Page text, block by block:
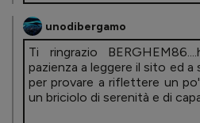
unodibergamo
Ti ringrazio
pazienza a leggere il sito ed a
per provare a riflettere un
un briciolo di serenità e di